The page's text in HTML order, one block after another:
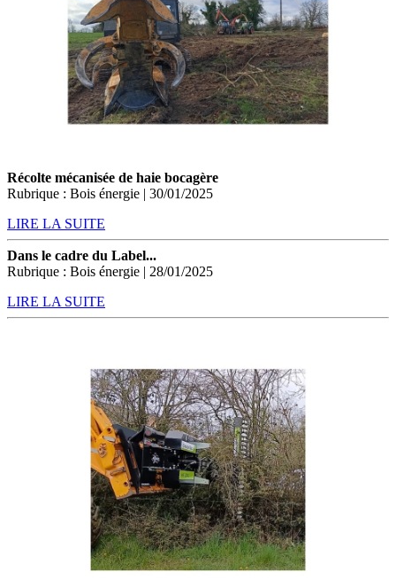
Récolte mécanisée de haie bocagère
Rubrique : Bois énergie | 30/01/2025
LIRE LA SUITE
Dans le cadre du Label...
Rubrique : Bois énergie | 28/01/2025
LIRE LA SUITE